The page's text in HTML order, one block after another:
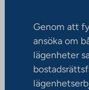
Genom att
ansöka om
lägenheter